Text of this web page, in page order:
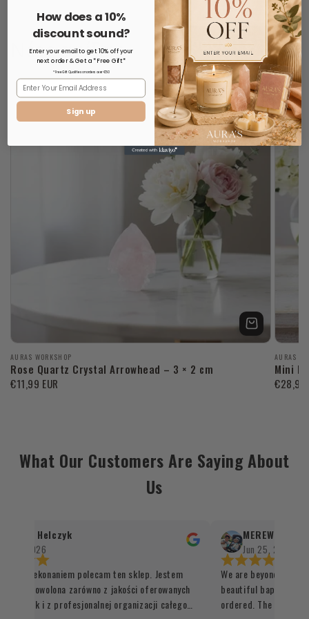
Νέες αφίξεις ΠΡΟΒΟΛΉ ΌΛΩΝ
Προμηθευτής:
AURAS WORKSHOP
Rose Quartz Crystal Arrowhead – 3 × 2 cm
Κανονική
€11,99 EUR
AURAS
Mini
€28,99
What Our Customers Are Saying About
Us
Helczyk
przekonaniem polecam ten sklep. Jestem
zadowolona zarówno z jakości oferowanych
jak i z profesjonalnej organizacji całego
MEREWALESI
Jun 25, 2026
We are beyond
beautiful baptism
ordered. The attention
How does a 10%
discount sound?
Enter your email to get 10% off your
next order & Get a *Free Gift*
* Free Gift Qualifies on orders over €50
Sign up